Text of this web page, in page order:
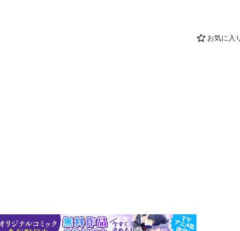
お気に入